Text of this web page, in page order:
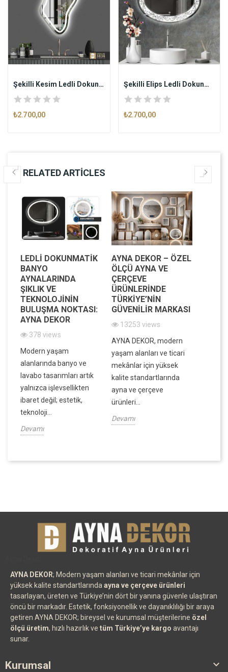
Şekilli Kesim Ledli Dokunmatik Butonlu...
₺2.700,00
Şekilli Elips Ledli Dokunmatik Butonlu...
₺2.700,00
RELATED ARTICLES
LEDLI DOKUNMATIK
BANYO
AYNALARINDA
ŞIKLIK VE
TEKNOLOJININ
BULUŞMA NOKTASI:
AYNA DEKOR
378 views
Modern yaşam
alanlarında banyo ve
lavabo tasarımları artık
yalnızca işlevsellikten
ibaret değil; estetik,
teknoloji...
Devamı
AYNA DEKOR – ÖZEL
ÖLÇÜ AYNA VE
ÇERÇEVE
ÜRÜNLERINDE
TÜRKIYE’NIN
GÜVENILIR MARKASI
13253 views
AYNA DEKOR, modern
yaşam alanları ve ticari
mekânlar için yüksek
kalite standartlarında
ayna ve çerçeve
ürünleri...
Devamı
AYNA DEKOR; Modern yaşam alanları ve ticari mekânlar için
yüksek kalite standartlarında ayna ve çerçeve ürünleri
tasarlayan, üreten ve Türkiye’nin dört bir yanına güvenle ulaştıran
öncü bir markadır. Estetik, fonksiyonellik ve dayanıklılığı bir araya
getiren AYNA DEKOR; bireysel ve kurumsal müşterilerine özel
ölçü üretim, hızlı hazırlık ve tüm Türkiye’ye kargo avantajı
sunar.
Kurumsal 